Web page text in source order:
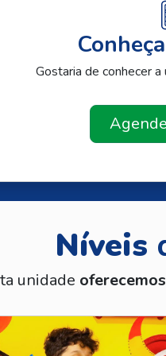
Gostaria de conhecer a
Agende
Níveis
unidade oferecemos